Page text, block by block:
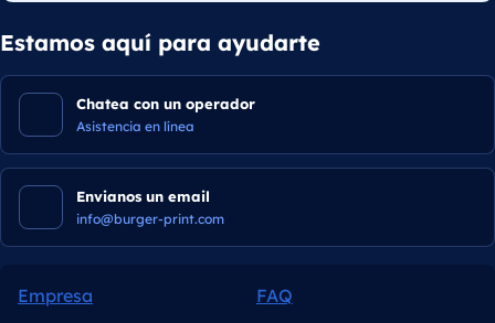
Estamos aquí para ayudarte
Chatea con un operador
Asistencia en línea
Envianos un email
info@burger-print.com
Empresa
FAQ